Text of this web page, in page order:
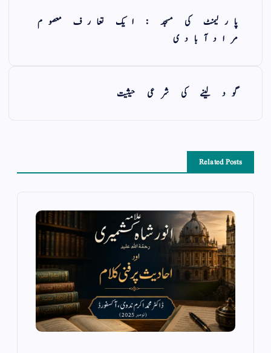
پارلیمنٹ کی مسجد : ایک تعارف معصوم
مرادآبادی
گود لینے کی شرعی حیثیت
Related Posts